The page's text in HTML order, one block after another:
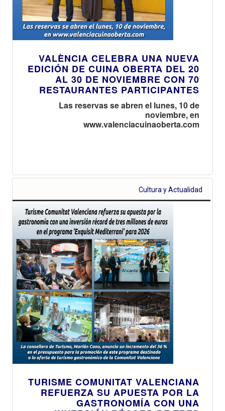
VALÈNCIA CELEBRA UNA NUEVA
EDICIÓN DE CUINA OBERTA DEL 20
AL 30 DE NOVIEMBRE CON 70
RESTAURANTES PARTICIPANTES
Las reservas se abren el lunes, 10 de
noviembre, en
www.valenciacuinaoberta.com
Cultura y Actualidad
TURISME COMUNITAT VALENCIANA
REFUERZA SU APUESTA POR LA
GASTRONOMÍA CON UNA